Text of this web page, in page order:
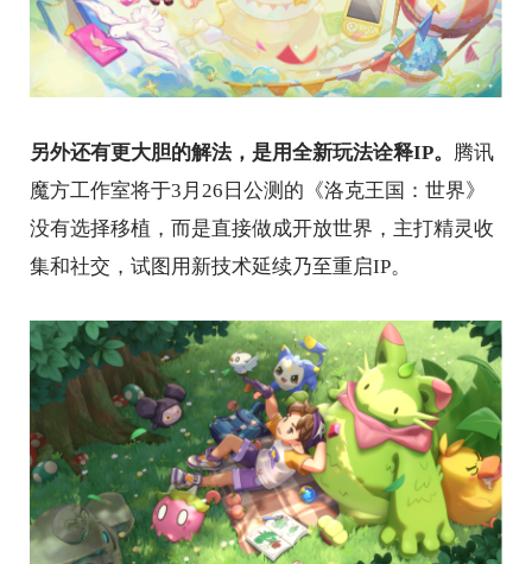
另外还有更大胆的解法，是用全新玩法诠释IP。
腾讯
魔方工作室将于3月26日公测的《洛克王国：世界》
没有选择移植，而是直接做成开放世界，主打精灵收
集和社交，试图用新技术延续乃至重启IP。